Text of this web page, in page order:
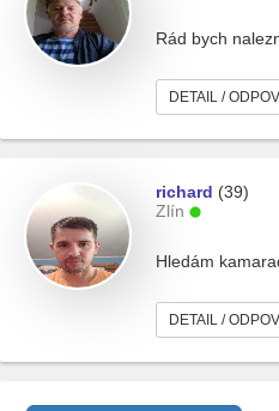
Rád bych
DETAIL /
richard (39)
Zlín
Hledám
DETAIL /